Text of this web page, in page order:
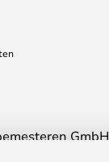
GmbH